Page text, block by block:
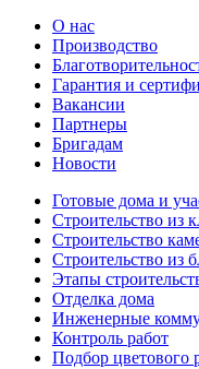
О нас
Производство
Гарантия и
Вакансии
Партнеры
Бригадам
Новости
Готовые дома и
Строительство из
Строительство
Строительство из
Этапы
Отделка дома
Инженерные
Контроль работ
Подбор цветового